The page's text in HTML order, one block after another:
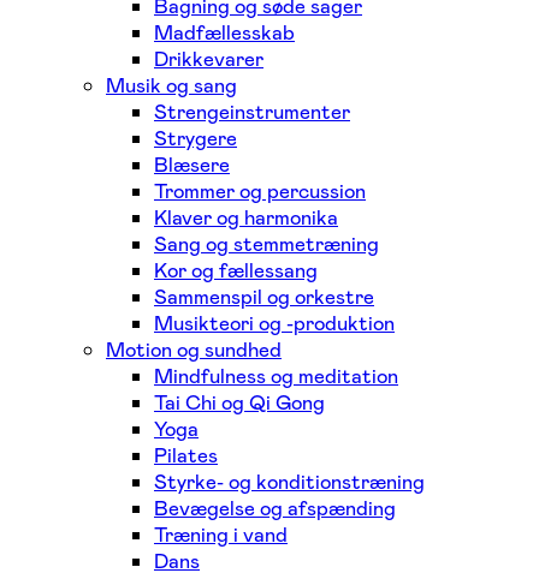
Bagning og søde sager
Madfællesskab
Drikkevarer
Musik og sang
Strengeinstrumenter
Strygere
Blæsere
Trommer og percussion
Klaver og harmonika
Sang og stemmetræning
Kor og fællessang
Sammenspil og orkestre
Musikteori og -produktion
Motion og sundhed
Mindfulness og meditation
Tai Chi og Qi Gong
Yoga
Pilates
Styrke- og konditionstræning
Bevægelse og afspænding
Træning i vand
Dans